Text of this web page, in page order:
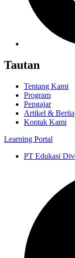
Tautan
Tentang Kami
Program
Pengajar
Artikel & Berita
Kontak Kami
Learning Portal
PT Edukasi